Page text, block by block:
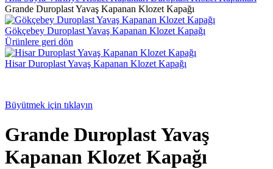
Grande Duroplast Yavaş Kapanan Klozet Kapağı
Gökçebey Duroplast Yavaş Kapanan Klozet Kapağı
Ürünlere geri dön
Hisar Duroplast Yavaş Kapanan Klozet Kapağı
Büyütmek için tıklayın
Grande Duroplast Yavaş
Kapanan Klozet Kapağı